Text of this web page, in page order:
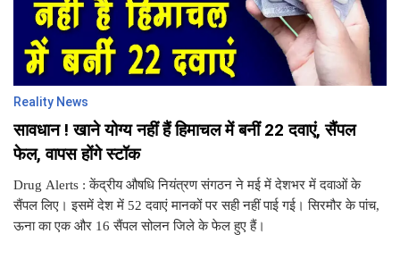
Reality News
सावधान ! खाने योग्य नहीं हैं हिमाचल में बनीं 22 दवाएं, सैंपल
फेल, वापस होंगे स्टॉक
Drug Alerts : केंद्रीय औषधि नियंत्रण संगठन ने मई में देशभर में दवाओं के
सैंपल लिए। इसमें देश में 52 दवाएं मानकों पर सही नहीं पाई गई। सिरमौर के पांच,
ऊना का एक और 16 सैंपल सोलन जिले के फेल हुए हैं।